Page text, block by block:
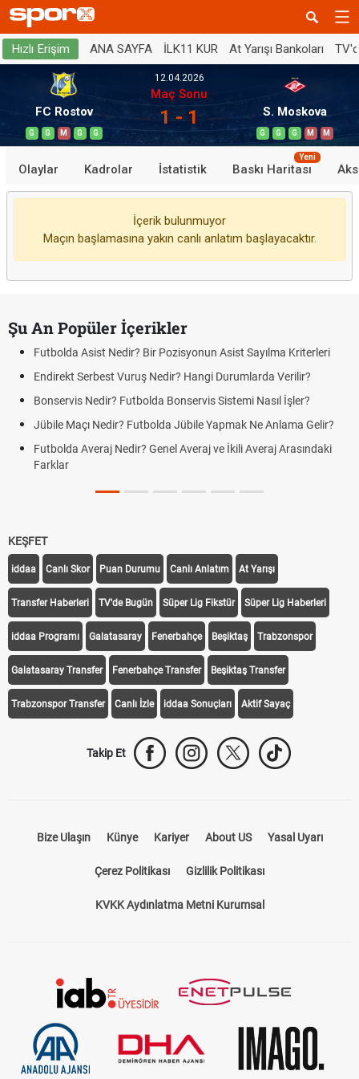
Hızlı Erişim ANA SAYFA İLK11 KUR At Yarışı Bankoları
FC Rostov
G G M G G
12.04.2026
Maç Sonu
1 - 1 S. Moskova
G G G M M
Olaylar Kadrolar İstatistik Baskı Haritası
Yeni
İçerik bulunmuyor
Maçın başlamasına yakın canlı anlatım başlayacaktır.
Şu An Popüler İçerikler
Futbolda Asist Nedir? Bir Pozisyonun Asist Sayılma Kriterleri
Endirekt Serbest Vuruş Nedir? Hangi Durumlarda Verilir?
Bonservis Nedir? Futbolda Bonservis Sistemi Nasıl İşler?
Jübile Maçı Nedir? Futbolda Jübile Yapmak Ne Anlama Gelir?
Futbolda Averaj Nedir? Genel Averaj ve İkili Averaj Arasındaki
Farklar
KEŞFET
iddaa Canlı Skor Puan Durumu Canlı Anlatım At Yarışı
Transfer Haberleri TV'de Bugün Süper Lig Fikstür Süper Lig Haberleri
iddaa Programı Galatasaray Fenerbahçe Beşiktaş Trabzonspor
Galatasaray Transfer Fenerbahçe Transfer Beşiktaş Transfer
Trabzonspor Transfer Canlı İzle iddaa Sonuçları Aktif Sayaç
Takip Et
Bize Ulaşın Künye Kariyer About US Yasal Uyarı
Çerez Politikası Gizlilik Politikası
KVKK Aydınlatma Metni Kurumsal